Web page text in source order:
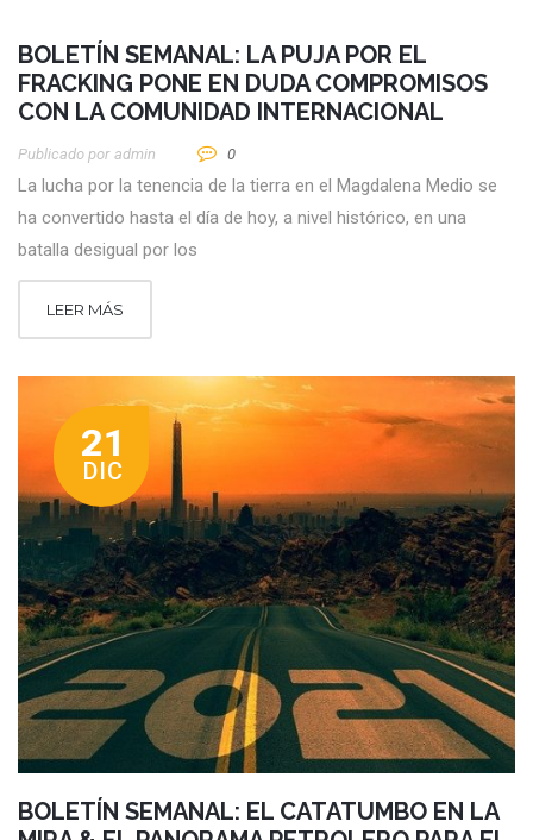
BOLETÍN SEMANAL: LA PUJA POR EL
FRACKING PONE EN DUDA COMPROMISOS
CON LA COMUNIDAD INTERNACIONAL
Publicado por Admin 0
La lucha por la tenencia de la tierra en el Magdalena Medio se
ha convertido hasta el día de hoy, a nivel histórico, en una
batalla desigual por los
LEER MÁS
21
DIC
BOLETÍN SEMANAL: EL CATATUMBO EN LA